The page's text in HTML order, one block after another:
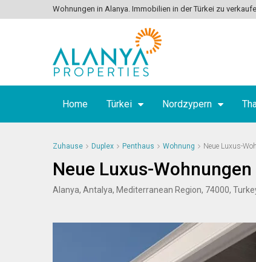
Wohnungen in Alanya. Immobilien in der Türkei zu
Home Türkei Nordzypern
Zuhause Duplex Penthaus Wohnung Neue Luxus-
Neue Luxus-
Alanya, Antalya, Mediterranean Region, 74000,